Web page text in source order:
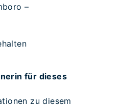
–
für dieses
zu diesem